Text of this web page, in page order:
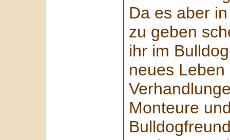
Da es aber
zu geben
ihr im
neues
Monteure